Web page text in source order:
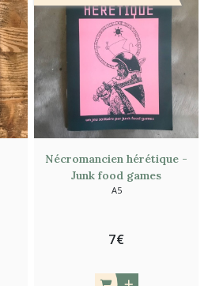
Nécromancien hérétique -
Junk food games
A5
7€